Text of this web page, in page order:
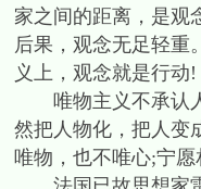
家之间的距离，是观
后果，观念无足轻重
义上，观念就是行动!
唯物主义不承认人
然把人物化，把人变
唯物，也不唯心;宁